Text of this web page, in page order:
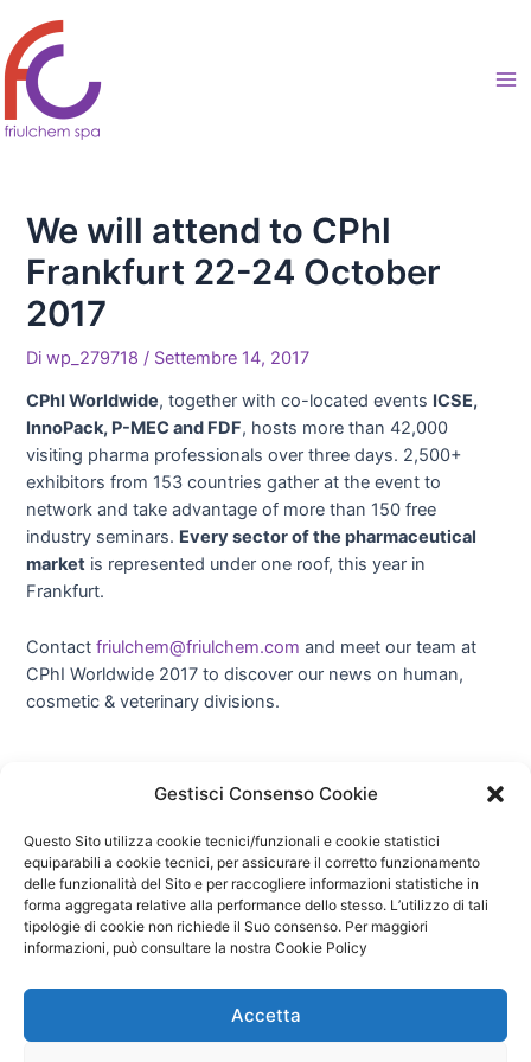
Gestisci Consenso Cookie
Questo Sito utilizza cookie tecnici/funzionali e cookie statistici
equiparabili a cookie tecnici, per assicurare il corretto funzionamento
delle funzionalità del Sito e per raccogliere informazioni statistiche in
forma aggregata relative alla performance dello stesso. L’utilizzo di tali
tipologie di cookie non richiede il Suo consenso. Per maggiori
informazioni, può consultare la nostra Cookie Policy
Accetta
contenuto
We will attend to CPhl
Frankfurt 22-24 October
2017
Diwp_279718 / Settembre 14, 2017
CPhI Worldwide, together with co-located events ICSE,
InnoPack, P-MEC and FDF, hosts more than 42,000
visiting pharma professionals over three days. 2,500+
exhibitors from 153 countries gather at the event to
network and take advantage of more than 150 free
industry seminars. Every sector of the pharmaceutical
market is represented under one roof, this year in
Frankfurt.
Contactfriulchem@friulchem.com and meet our team at
CPhI Worldwide 2017 to discover our news on human,
cosmetic & veterinary divisions.
precedente successivo
Copyright © 2026 Friulchem spa | Powered by
Via San Marco 23, 33099, Vivaro (PN)